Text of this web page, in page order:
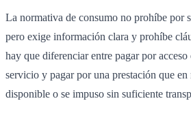
La normativa de consumo no prohíbe por
pero exige información clara y prohíbe
hay que diferenciar entre pagar por
servicio y pagar por una prestación que
disponible o se impuso sin suficiente